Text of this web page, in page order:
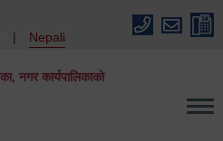
Nepali
नगर कार्यपालिकाको